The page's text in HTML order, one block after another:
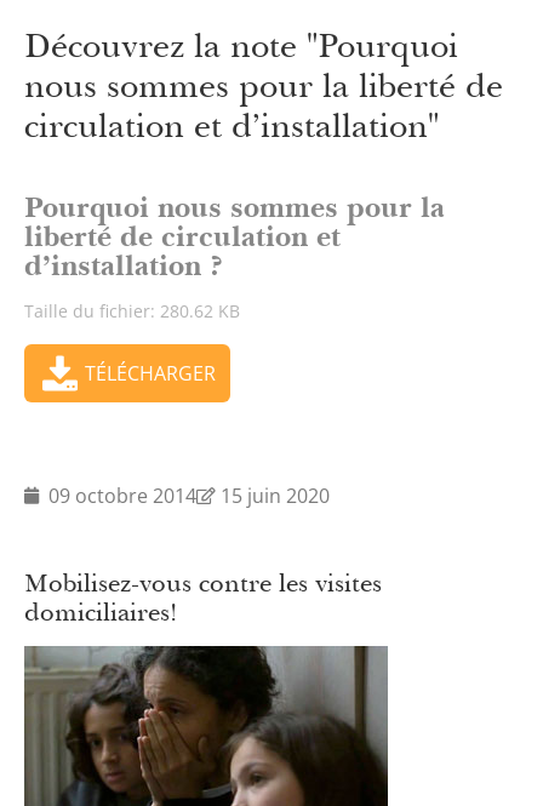
Découvrez la note "Pourquoi
nous sommes pour la liberté de
circulation et d’installation"
Pourquoi nous sommes pour la
liberté de circulation et
d’installation ?
Taille du fichier: 280.62 KB
TÉLÉCHARGER
09 octobre 2014 15 juin 2020
Mobilisez-vous contre les visites
domiciliaires!